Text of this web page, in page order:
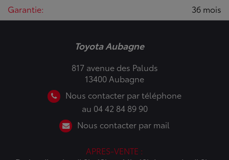
Garantie:
36 mois
Toyota Aubagne
817 avenue des Paluds
13400 Aubagne
Nous contacter par téléphone
au 04 42 84 89 90
Nous contacter par mail
APRES-VENTE :